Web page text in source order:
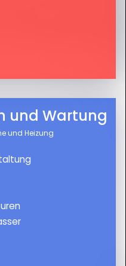
und Wartung
und Heizung